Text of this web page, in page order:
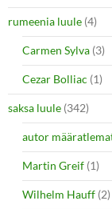
rumeenia luule (4)
Carmen Sylva (3)
Cezar Bolliac (1)
saksa luule (342)
autor
Martin Greif (1)
Wilhelm Hauff (2)